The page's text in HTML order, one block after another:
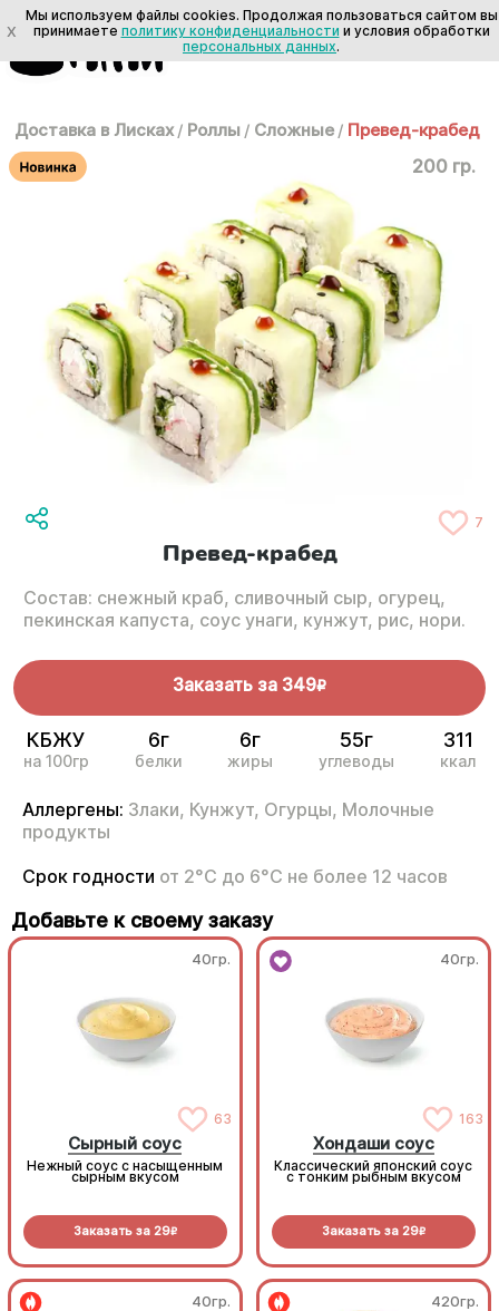
Доставка в Лисках / Роллы / Сложные / Превед-крабед
200 гр.
7
Превед-крабед
Состав: снежный краб, сливочный сыр, огурец,
пекинская капуста, соус унаги, кунжут, рис, нори.
Заказать за 349R
КБЖУ
на 100гр
6г
белки
6г
жиры
55г
углеводы
311
ккал
Аллергены: Злаки, Кунжут, Огурцы, Молочные
продукты
Срок годности от 2°С до 6°С не более 12 часов
Добавьте к своему заказу
40гр.
63
Сырный соус
Нежный соус с насыщенным
сырным вкусом
Заказать за 29R
40гр.
163
Хондаши соус
Классический японский соус
с тонким рыбным вкусом
Заказать за 29R
40гр. 420гр.
X
Мы используем файлы cookies. Продолжая пользоваться сайтом вы
принимаете политику конфиденциальности и условия обработки
персональных данных.